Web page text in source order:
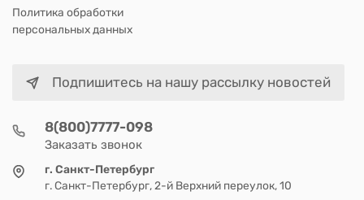
Политика обработки
персональных данных
Подпишитесь на нашу рассылку новостей
8(800)7777-098
Заказать звонок
г. Санкт-Петербург
г. Санкт-Петербург, 2-й Верхний переулок, 10